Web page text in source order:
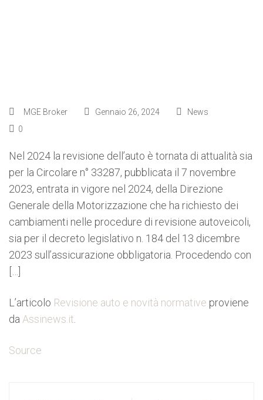
MGE Broker Gennaio 26, 2024
News
0
Nel 2024 la revisione dell’auto è tornata di attualità sia
per la Circolare n° 33287, pubblicata il 7 novembre
2023, entrata in vigore nel 2024, della Direzione
Generale della Motorizzazione che ha richiesto dei
cambiamenti nelle procedure di revisione autoveicoli,
sia per il decreto legislativo n. 184 del 13 dicembre
2023 sull’assicurazione obbligatoria. Procedendo con
[…]
L’articolo Revisione auto e novità normative proviene
da Assinews.it
Source